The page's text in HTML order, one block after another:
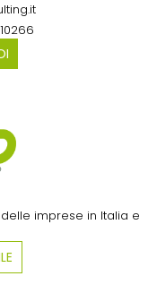
imprese in Italia e